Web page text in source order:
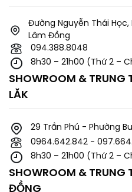
Đường Nguyễn Thái
Lâm Đồng
094.388.8048
8h30 – 21h00 (Thứ 2 –
SHOWROOM & TRUNG
LĂK
29 Trần Phú - Phường
0964.642.842 -
8h30 – 21h00 (Thứ 2 –
SHOWROOM & TRUNG
ĐỒNG